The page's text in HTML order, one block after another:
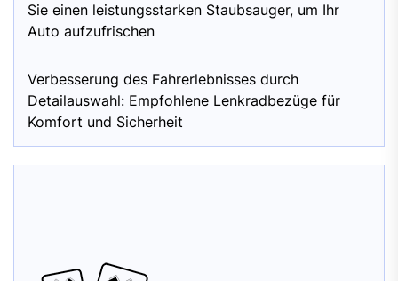
Sie einen leistungsstarken Staubsauger, um Ihr
Auto aufzufrischen
Verbesserung des Fahrerlebnisses durch
Detailauswahl: Empfohlene Lenkradbezüge für
Komfort und Sicherheit